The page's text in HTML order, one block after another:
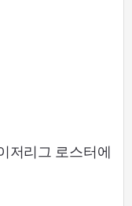
저리그 로스터에